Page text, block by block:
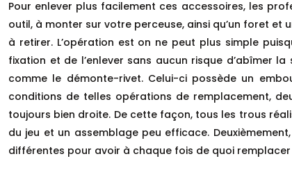
Pour enlever plus facilement ces accessoires, les
outil, à monter sur votre perceuse, ainsi qu’un foret
à retirer. L’opération est on ne peut plus simple
fixation et de l’enlever sans aucun risque d’abîmer
comme le démonte-rivet. Celui-ci possède un
conditions de telles opérations de remplacement,
toujours bien droite. De cette façon, tous les trous
du jeu et un assemblage peu efficace.
différentes pour avoir à chaque fois de quoi